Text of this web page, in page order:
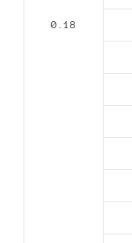
0.18